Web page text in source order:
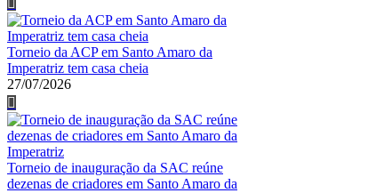
Torneio da ACP em Santo Amaro da
Imperatriz tem casa cheia
27/07/2026
Torneio de inauguração da SAC reúne
dezenas de criadores em Santo Amaro da